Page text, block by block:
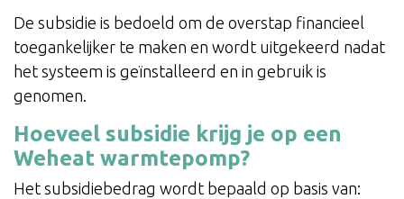
De subsidie is bedoeld om de overstap financieel
toegankelijker te maken en wordt uitgekeerd nadat
het systeem is geïnstalleerd en in gebruik is
genomen.
Hoeveel subsidie krijg je op een
Weheat warmtepomp?
Het subsidiebedrag wordt bepaald op basis van: